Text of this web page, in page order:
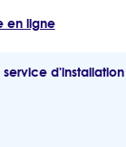
en ligne